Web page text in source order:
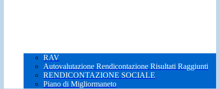
RAV
Autovalutazione Rendicontazione Risultati Raggiunti
RENDICONTAZIONE SOCIALE
Piano di Migliormaneto